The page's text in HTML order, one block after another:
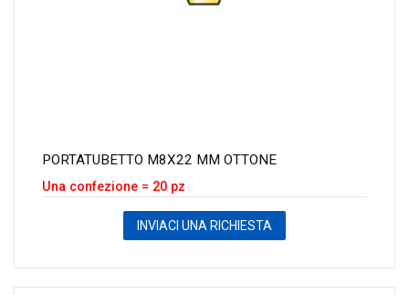
PORTATUBETTO M8X22 MM OTTONE
Una confezione = 20 pz
INVIACI UNA RICHIESTA